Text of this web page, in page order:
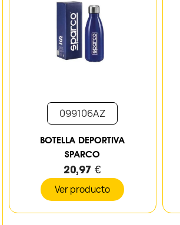
099106AZ
BOTELLA DEPORTIVA
SPARCO
20,97 €
Ver producto